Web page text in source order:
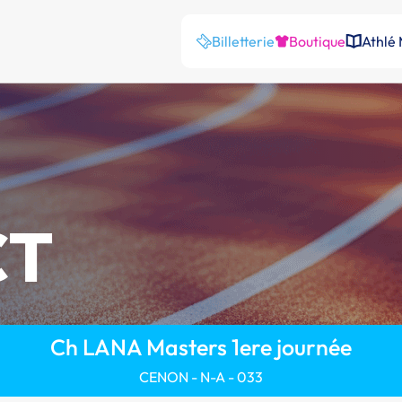
Billetterie Boutique Athlé
Ch LANA Masters 1ere journée
CENON - N-A - 033